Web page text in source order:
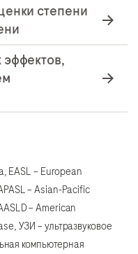
степени
EASL – European
– Asian-Pacific
– American
УЗИ – ультразвуковое
компьютерная